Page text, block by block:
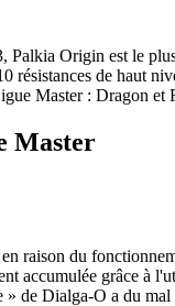
Palkia Origin est le
de haut
Master : Dragon et
Master
raison du
accumulée grâce
» de Dialga-O a du